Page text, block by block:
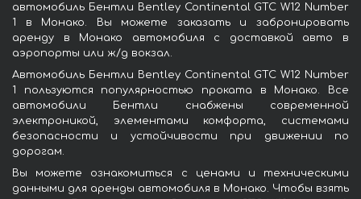
автомобиль Бентли Bentley Continental GTC W12 Number
1 в Монако. Вы можете заказать и забронировать
аренду в Монако автомобиля с доставкой авто в
аэропорты или ж/д вокзал.
Автомобиль Бентли Bentley Continental GTC W12 Number
1 пользуются популярностью проката в Монако. Все
автомобили Бентли снабжены современной
электроникой, элементами комфорта, системами
безопасности и устойчивости при движении по
дорогам.
Вы можете ознакомиться с ценами и техническими
данными для аренды автомобиля в Монако. Чтобы взять